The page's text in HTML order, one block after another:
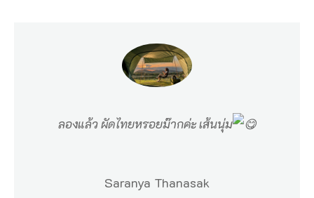
ลองแล้ว ผัดไทยหรอยม๊ากค่ะ เส้นนุ่ม
Saranya Thanasak